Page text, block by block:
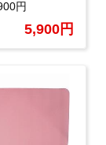
円
5,900円